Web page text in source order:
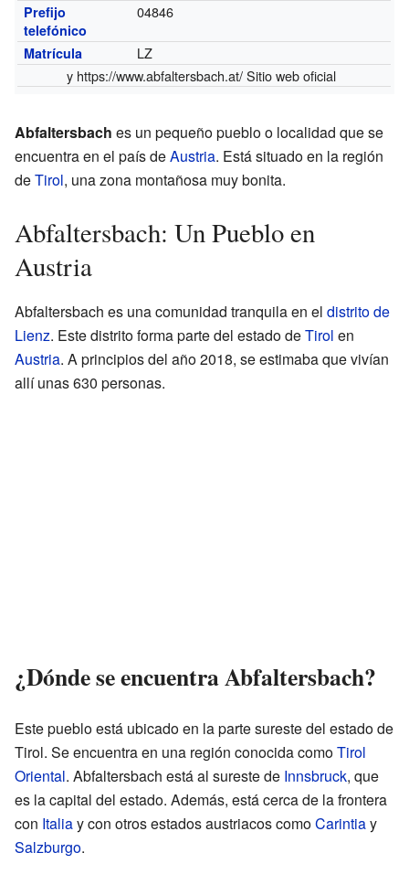
Prefijo
telefónico
04846
Matrícula
LZ
y https://www.abfaltersbach.at/Sitio web oficial
Abfaltersbach es un pequeño pueblo o localidad que se
encuentra en el país deAustria. Está situado en la región
deTirol, una zona montañosa muy bonita.
Abfaltersbach: Un Pueblo en
Austria
Abfaltersbach es una comunidad tranquila en el distrito de
Lienz. Este distrito forma parte del estado deTirol en
Austria. A principios del año 2018, se estimaba que vivían
allí unas 630 personas.
¿Dónde se encuentra Abfaltersbach?
Este pueblo está ubicado en la parte sureste del estado de
Tirol. Se encuentra en una región conocida comoTirol
Oriental. Abfaltersbach está al sureste de Innsbruck, que
es la capital del estado. Además, está cerca de la frontera
con Italiay con otros estados austriacos comoCarintiay
Salzburgo.